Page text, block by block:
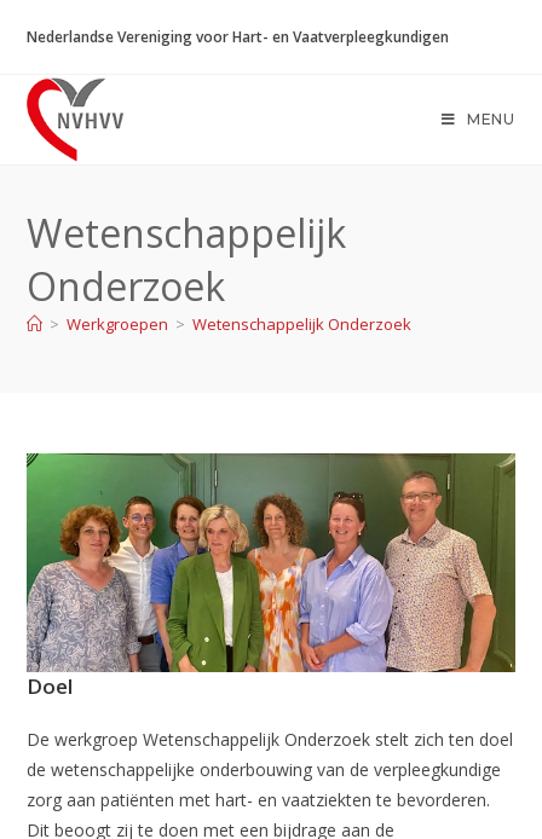
naar
inhoud
Nederlandse Vereniging voor Hart- en Vaatverpleegkundigen
MENU
Wetenschappelijk
Onderzoek
> Werkgroepen > Wetenschappelijk Onderzoek
Doel
De werkgroep Wetenschappelijk Onderzoek stelt zich ten doel
de wetenschappelijke onderbouwing van de verpleegkundige
zorg aan patiënten met hart- en vaatziekten te bevorderen.
Dit beoogt zij te doen met een bijdrage aan de